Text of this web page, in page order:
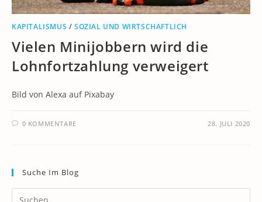
KAPITALISMUS /SOZIAL UND WIRTSCHAFTLICH
Vielen Minijobbern wird die
Lohnfortzahlung verweigert
Bild von Alexa auf Pixabay
0 KOMMENTARE 28. JULI 2020
Suche Im Blog